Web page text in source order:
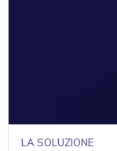
LA SOLUZIONE